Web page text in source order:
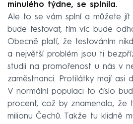
minulého týdne, se splnila.
Ale to se vám splní a můžete jít
bude testovat, tím víc bude
Obecně platí, že testováním
a největší problém jsou ti
studii na promořenost u nás v
zaměstnanci. Protilátky mají asi
V normální populaci to číslo
procent, což by znamenalo, že
milionu Čechů. Takže tu klidně